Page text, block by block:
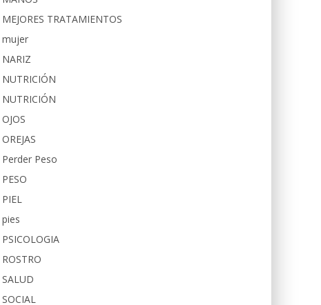
MEJORES TRATAMIENTOS
mujer
NARIZ
NUTRICIÓN
NUTRICIÓN
OJOS
OREJAS
Perder Peso
PESO
PIEL
pies
PSICOLOGIA
ROSTRO
SALUD
SOCIAL